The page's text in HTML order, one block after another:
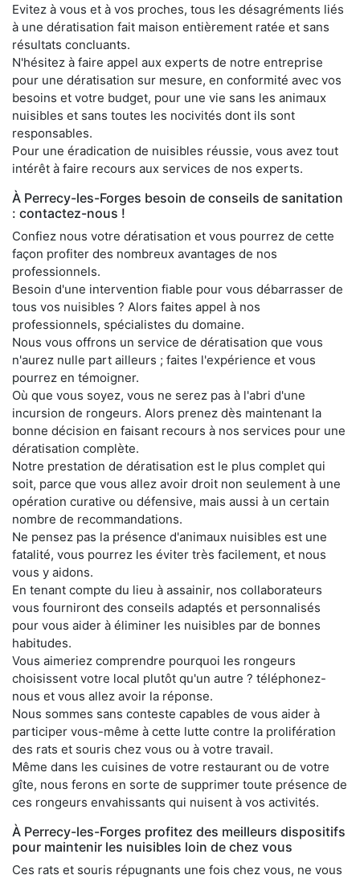
Evitez à vous et à vos proches, tous les désagréments liés
à une dératisation fait maison entièrement ratée et sans
résultats concluants.
N'hésitez à faire appel aux experts de notre entreprise
pour une dératisation sur mesure, en conformité avec vos
besoins et votre budget, pour une vie sans les animaux
nuisibles et sans toutes les nocivités dont ils sont
responsables.
Pour une éradication de nuisibles réussie, vous avez tout
intérêt à faire recours aux services de nos experts.
À Perrecy-les-Forges besoin de conseils de sanitation
: contactez-nous !
Confiez nous votre dératisation et vous pourrez de cette
façon profiter des nombreux avantages de nos
professionnels.
Besoin d'une intervention fiable pour vous débarrasser de
tous vos nuisibles ? Alors faites appel à nos
professionnels, spécialistes du domaine.
Nous vous offrons un service de dératisation que vous
n'aurez nulle part ailleurs ; faites l'expérience et vous
pourrez en témoigner.
Où que vous soyez, vous ne serez pas à l'abri d'une
incursion de rongeurs. Alors prenez dès maintenant la
bonne décision en faisant recours à nos services pour une
dératisation complète.
Notre prestation de dératisation est le plus complet qui
soit, parce que vous allez avoir droit non seulement à une
opération curative ou défensive, mais aussi à un certain
nombre de recommandations.
Ne pensez pas la présence d'animaux nuisibles est une
fatalité, vous pourrez les éviter très facilement, et nous
vous y aidons.
En tenant compte du lieu à assainir, nos collaborateurs
vous fourniront des conseils adaptés et personnalisés
pour vous aider à éliminer les nuisibles par de bonnes
habitudes.
Vous aimeriez comprendre pourquoi les rongeurs
choisissent votre local plutôt qu'un autre ? téléphonez-
nous et vous allez avoir la réponse.
Nous sommes sans conteste capables de vous aider à
participer vous-même à cette lutte contre la prolifération
des rats et souris chez vous ou à votre travail.
Même dans les cuisines de votre restaurant ou de votre
gîte, nous ferons en sorte de supprimer toute présence de
ces rongeurs envahissants qui nuisent à vos activités.
À Perrecy-les-Forges profitez des meilleurs dispositifs
pour maintenir les nuisibles loin de chez vous
Ces rats et souris répugnants une fois chez vous, ne vous